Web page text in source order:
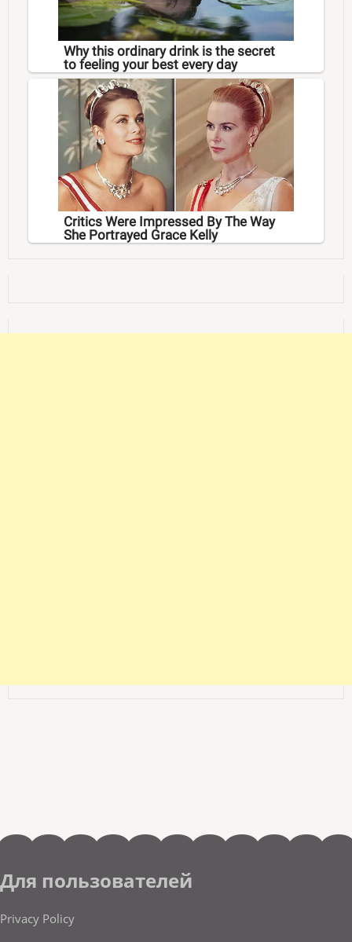
Why this ordinary drink is the secret
to feeling your best every day
Critics Were Impressed By The Way
She Portrayed Grace Kelly
Для пользователей
Privacy Policy